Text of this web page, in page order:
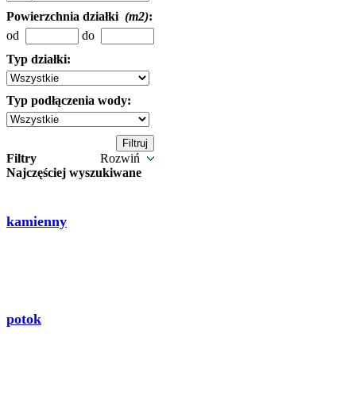
Powierzchnia działki (m2):
od
do
Typ działki:
Typ podłączenia wody:
Filtry
Rozwiń
Najczęściej wyszukiwane
kamienny
potok